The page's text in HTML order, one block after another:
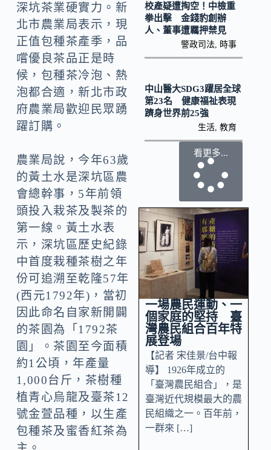
深坑茶業硬實力。新
北市農業局表示，現
正值包種茶產季，品
嚐優良茶品正是時
候，包種茶冷泡、熱
泡都合適，新北市政
府農業局歡迎民眾踴
躍訂購。
農業局說，今年63歲
的黃土水是深坑區農
會總幹事，5年前領
頭投入栽茶及製茶的
第一線。黃土水表
示，深坑區歷史紀錄
中首度栽種茶樹之年
份可追溯至乾隆57年
(西元1792年)，當初
因此命名自家新開闢
的茶園為「1792茶
園」。茶園至今面積
約1公頃，年產量
1,000台斤，茶樹種
植青心烏龍及臺茶12
號金萱品種，以生產
包種茶及蜜香紅茶為
校產疑遭掏空！中檢重
拳出擊 金錢豹創辦
人、董事遭羈押禁見
警政司法 時事
中山醫大SDG3躍居全球
第23名 健康福祉表現
躋身世界前25強
生活 ,教育
看更多...
一場農民運動、一
個家庭的堅持 臺
灣農民組合百年特
展登場
【記者 宋佳景/台中報
導】 1926年成立的
「臺灣農民組合」，是
臺灣近代規模最大的農
民組織之一。百年前，
一群來 […]